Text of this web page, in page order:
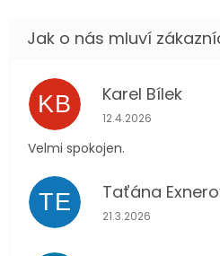
KB Karel Bílek
Hodnocení
12.4.2026
Velmi spokojen.
TE Taťána
Hodnocení
21.3.2026